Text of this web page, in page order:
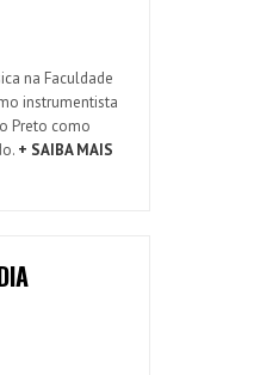
na Faculdade
instrumentista
Preto como
+ SAIBA MAIS